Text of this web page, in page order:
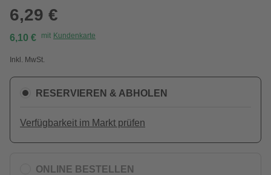
6,29 €
6,10 € mit Kundenkarte
Inkl. MwSt.
RESERVIEREN & ABHOLEN
Verfügbarkeit im Markt prüfen
ONLINE BESTELLEN